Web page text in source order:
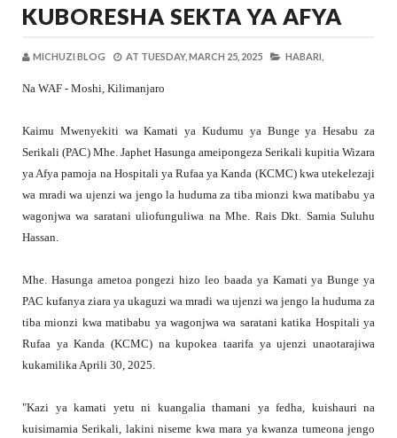
KUBORESHA SEKTA YA AFYA
MICHUZI BLOG AT TUESDAY, MARCH 25, 2025 HABARI,
Na WAF - Moshi, Kilimanjaro
Kaimu Mwenyekiti wa Kamati ya Kudumu ya Bunge ya Hesabu za
Serikali (PAC) Mhe. Japhet Hasunga ameipongeza Serikali kupitia Wizara
ya Afya pamoja na Hospitali ya Rufaa ya Kanda (KCMC) kwa utekelezaji
wa mradi wa ujenzi wa jengo la huduma za tiba mionzi kwa matibabu ya
wagonjwa wa saratani uliofunguliwa na Mhe. Rais Dkt. Samia Suluhu
Hassan.
Mhe. Hasunga ametoa pongezi hizo leo baada ya Kamati ya Bunge ya
PAC kufanya ziara ya ukaguzi wa mradi wa ujenzi wa jengo la huduma za
tiba mionzi kwa matibabu ya wagonjwa wa saratani katika Hospitali ya
Rufaa ya Kanda (KCMC) na kupokea taarifa ya ujenzi unaotarajiwa
kukamilika Aprili 30, 2025.
"Kazi ya kamati yetu ni kuangalia thamani ya fedha, kuishauri na
kuisimamia Serikali, lakini niseme kwa mara ya kwanza tumeona jengo